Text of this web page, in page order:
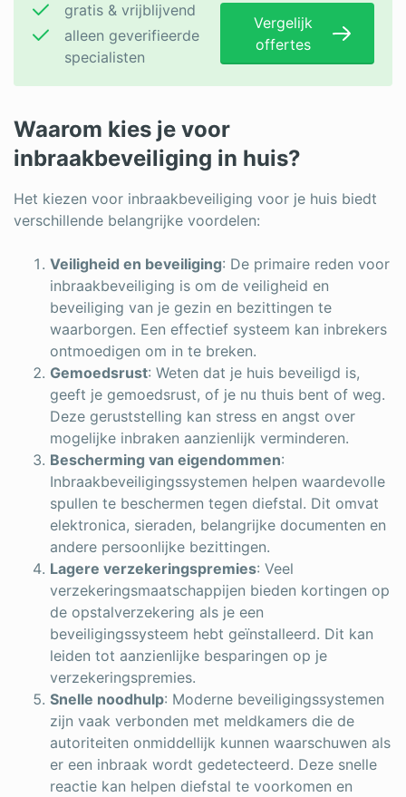
gratis & vrijblijvend
alleen geverifieerde
specialisten
Vergelijk
offertes
Waarom kies je voor
inbraakbeveiliging in huis?
Het kiezen voor inbraakbeveiliging voor je huis biedt
verschillende belangrijke voordelen:
Veiligheid en beveiliging: De primaire reden voor
inbraakbeveiliging is om de veiligheid en
beveiliging van je gezin en bezittingen te
waarborgen. Een effectief systeem kan inbrekers
ontmoedigen om in te breken.
Gemoedsrust: Weten dat je huis beveiligd is,
geeft je gemoedsrust, of je nu thuis bent of weg.
Deze geruststelling kan stress en angst over
mogelijke inbraken aanzienlijk verminderen.
Bescherming van eigendommen:
Inbraakbeveiligingssystemen helpen waardevolle
spullen te beschermen tegen diefstal. Dit omvat
elektronica, sieraden, belangrijke documenten en
andere persoonlijke bezittingen.
Lagere verzekeringspremies: Veel
verzekeringsmaatschappijen bieden kortingen op
de opstalverzekering als je een
beveiligingssysteem hebt geïnstalleerd. Dit kan
leiden tot aanzienlijke besparingen op je
verzekeringspremies.
Snelle noodhulp: Moderne beveiligingssystemen
zijn vaak verbonden met meldkamers die de
autoriteiten onmiddellijk kunnen waarschuwen als
er een inbraak wordt gedetecteerd. Deze snelle
reactie kan helpen diefstal te voorkomen en